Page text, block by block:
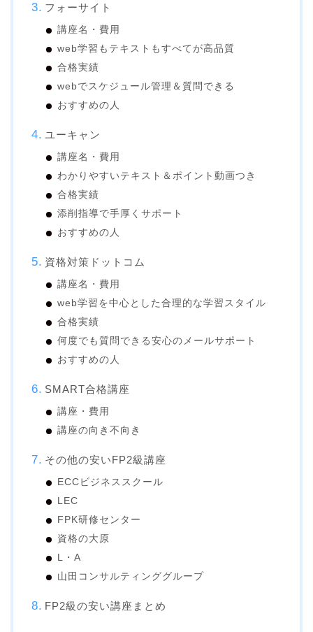
フォーサイト
講座名・費用
web学習もテキストもすべてが高品質
合格実績
webでスケジュール管理＆質問できる
おすすめの人
ユーキャン
講座名・費用
わかりやすいテキスト＆ポイント動画つき
合格実績
添削指導で手厚くサポート
おすすめの人
資格対策ドットコム
講座名・費用
web学習を中心とした合理的な学習スタイル
合格実績
何度でも質問できる安心のメールサポート
おすすめの人
SMART合格講座
講座・費用
講座の向き不向き
その他の安いFP2級講座
ECCビジネススクール
LEC
FPK研修センター
資格の大原
L・A
山田コンサルティンググループ
FP2級の安い講座まとめ